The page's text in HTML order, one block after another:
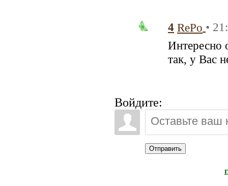
4 RePo •
Интересно
так, у Вас
Войдите:
Отправить